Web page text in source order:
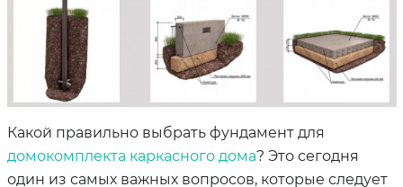
Какой правильно выбрать фундамент для
домокомплекта каркасного дома? Это сегодня
один из самых важных вопросов, которые следует